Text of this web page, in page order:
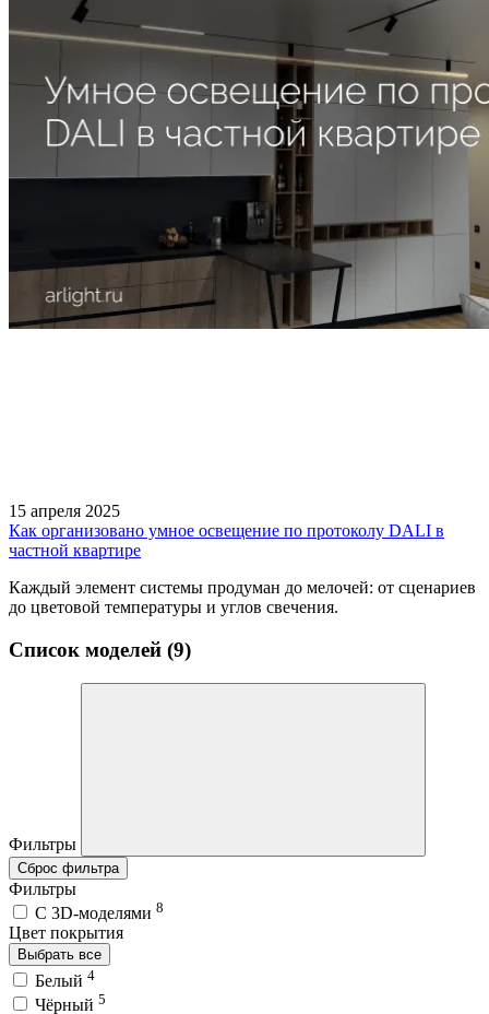
15 апреля 2025
Как организовано умное освещение по протоколу DALI в
частной квартире
Каждый элемент системы продуман до мелочей: от сценариев
до цветовой температуры и углов свечения.
Список моделей (9)
Фильтры
Сброс фильтра
Фильтры
C 3D-моделями 8
Цвет покрытия
Выбрать все
Белый 4
Чёрный 5